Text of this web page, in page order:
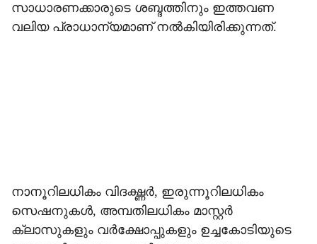
സാധാരണക്കാരുടെ ശബ്ദത്തിനും ഇത്തവണ
വലിയ പ്രാധാന്യമാണ് നല്‍കിയിരിക്കുന്നത്.
നാനൂറിലധികം വിദഗ്ദ്ധര്‍, ഇരുന്നൂറിലധികം
സെഷനുകള്‍, അമ്പതിലധികം മാസ്റ്റര്‍
ക്ലാസുകളും വര്‍ക്ഷോപ്പുകളും ഉച്ചകോടിയുടെ